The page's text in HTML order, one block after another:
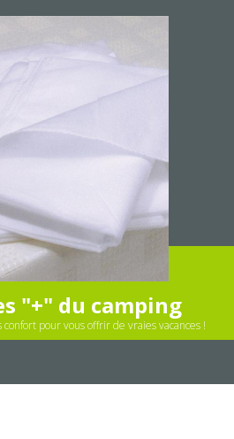
"+" du camping
pour vous offrir de vraies vacances !